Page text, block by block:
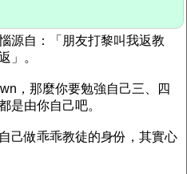
源自：「朋友打黎叫我返教
」。
，那麼你要勉強自己三、四
是由你自己吧。
己做乖乖教徒的身份，其實心